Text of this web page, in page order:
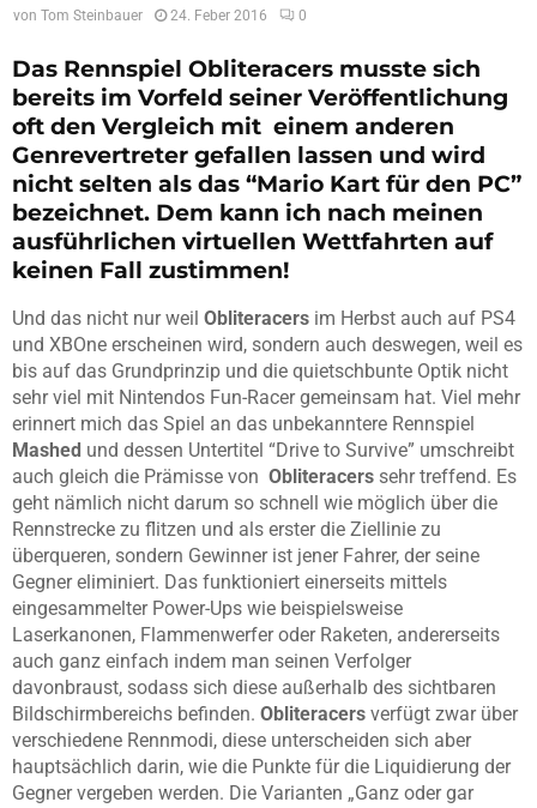
von Tom Steinbauer 24. Feber 2016 0
Das Rennspiel Obliteracers musste sich
bereits im Vorfeld seiner Veröffentlichung
oft den Vergleich mit einem anderen
Genrevertreter gefallen lassen und wird
nicht selten als das “Mario Kart für den PC”
bezeichnet. Dem kann ich nach meinen
ausführlichen virtuellen Wettfahrten auf
keinen Fall zustimmen!
Und das nicht nur weil Obliteracers im Herbst auch auf PS4
und XBOne erscheinen wird, sondern auch deswegen, weil es
bis auf das Grundprinzip und die quietschbunte Optik nicht
sehr viel mit Nintendos Fun-Racer gemeinsam hat. Viel mehr
erinnert mich das Spiel an das unbekanntere Rennspiel
Mashed und dessen Untertitel “Drive to Survive” umschreibt
auch gleich die Prämisse von Obliteracers sehr treffend. Es
geht nämlich nicht darum so schnell wie möglich über die
Rennstrecke zu flitzen und als erster die Ziellinie zu
überqueren, sondern Gewinner ist jener Fahrer, der seine
Gegner eliminiert. Das funktioniert einerseits mittels
eingesammelter Power-Ups wie beispielsweise
Laserkanonen, Flammenwerfer oder Raketen, andererseits
auch ganz einfach indem man seinen Verfolger
davonbraust, sodass sich diese außerhalb des sichtbaren
Bildschirmbereichs befinden. Obliteracers verfügt zwar über
verschiedene Rennmodi, diese unterscheiden sich aber
hauptsächlich darin, wie die Punkte für die Liquidierung der
Gegner vergeben werden. Die Varianten „Ganz oder gar